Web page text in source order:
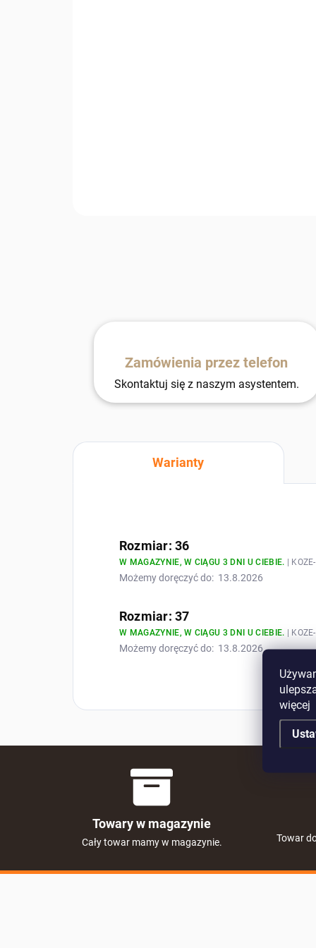
więcej
Zamówienia przez telefon
Skontaktuj się z naszym asystentem.
Warianty
Rozmiar: 36
W MAGAZYNIE, W CIĄGU 3 DNI U CIEBIE. |
Możemy doręczyć do: 13.8.2026
Rozmiar: 37
W MAGAZYNIE, W CIĄGU 3 DNI U CIEBIE. |
Możemy doręczyć do: 13.8.2026
Towary w magazynie
Cały towar mamy w magazynie. Towar